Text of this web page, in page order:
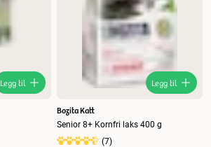
Legg til Legg til
Bozita Katt
Senior 8+ Kornfri laks 400 g
(7)